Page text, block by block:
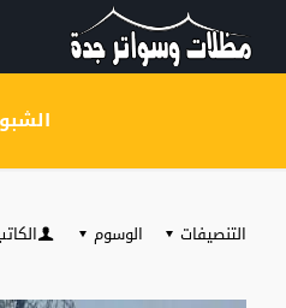
التنصيفات الوسوم